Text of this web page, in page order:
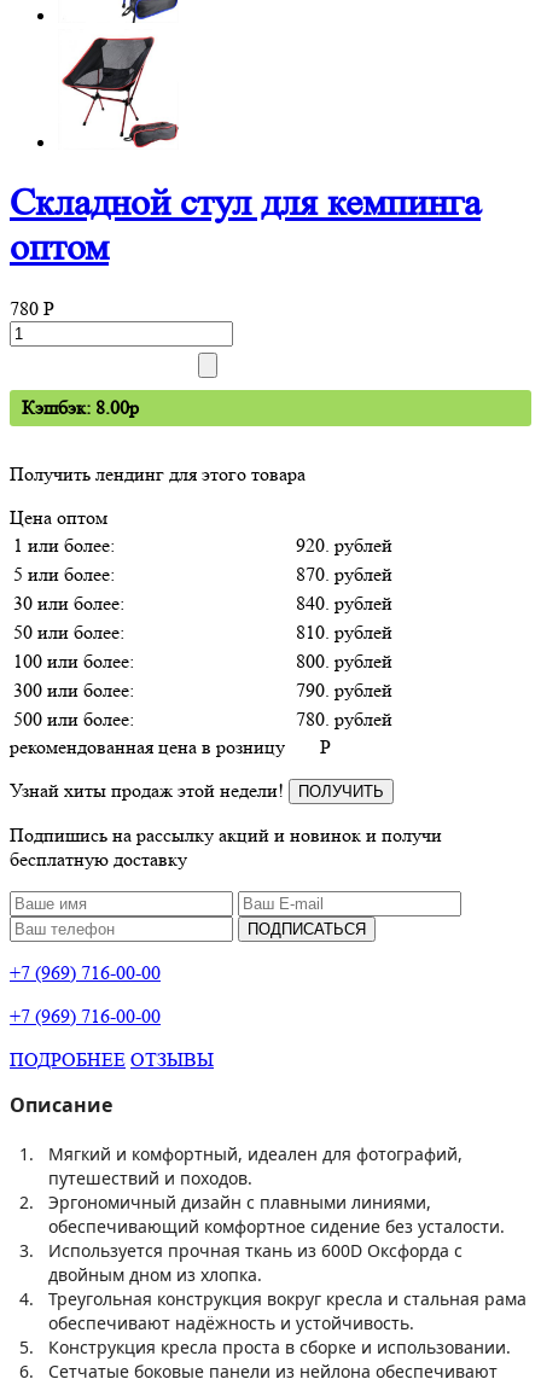
Складной стул для кемпинга
оптом
780 P
Кэшбэк: 8.00p
Получить лендинг для этого товара
Цена оптом
1 или более:
920. рублей
5 или более:
870. рублей
30 или более:
840. рублей
50 или более:
810. рублей
100 или более:
800. рублей
300 или более:
790. рублей
500 или более:
780. рублей
рекомендованная цена в розницу
P
Узнай хиты продаж этой недели!
ПОЛУЧИТЬ
Подпишись на рассылку акций и новинок и получи
бесплатную доставку
ПОДПИСАТЬСЯ
+7 (969) 716-00-00
+7 (969) 716-00-00
ПОДРОБНЕЕ ОТЗЫВЫ
Описание
1.
Мягкий и комфортный, идеален для фотографий,
путешествий и походов.
2.
Эргономичный дизайн с плавными линиями,
обеспечивающий комфортное сидение без усталости.
3.
Используется прочная ткань из 600D Оксфорда с
двойным дном из хлопка.
4.
Треугольная конструкция вокруг кресла и стальная рама
обеспечивают надёжность и устойчивость.
5.
Конструкция кресла проста в сборке и использовании.
6.
Сетчатые боковые панели из нейлона обеспечивают